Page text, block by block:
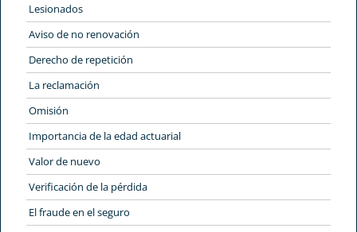
Lesionados
Aviso de no renovación
Derecho de repetición
La reclamación
Omisión
Importancia de la edad actuarial
Valor de nuevo
Verificación de la pérdida
El fraude en el seguro